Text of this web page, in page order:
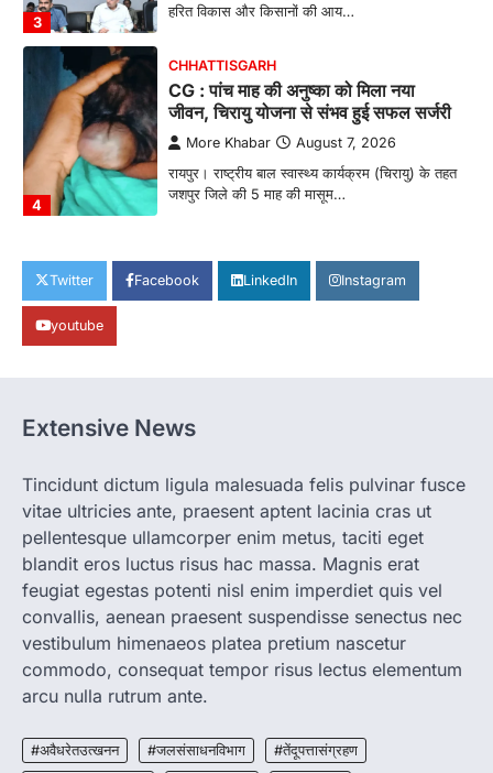
3
हरित विकास और किसानों की आय…
4
CHHATTISGARH
CG : पांच माह की अनुष्का को मिला नया
जीवन, चिरायु योजना से संभव हुई सफल सर्जरी
More Khabar August 7, 2026
रायपुर। राष्ट्रीय बाल स्वास्थ्य कार्यक्रम (चिरायु) के तहत
जशपुर जिले की 5 माह की मासूम…
CG: छिपली की दीदियों का कमाल, बकरी
पालन से बढ़ी आय और मजबूत हुआ आत्मविश्वास
बनाने की दिशा में जिले के नगरी…
2
CHHATTISGARH
जाएगी एल्बेंडाजोल
More Khabar August 7, 2026
रायपुर। राष्ट्रीय कृमि मुक्ति दिवस भारत सरकार द्वारा
बच्चों के स्वास्थ्य सुधार के लिए वर्ष…
3
CHHATTISGARH
CG : मुख्यमंत्री विष्णुदेव साय के नेतृत्व में
छत्तीसगढ़ को बड़ी उपलब्धि
More Khabar
हरित विकास और किसानों की आय…
Twitter Facebook LinkedIn Instagram
youtube
Extensive News
Tincidunt dictum ligula malesuada felis pulvinar fusce
vitae ultricies ante, praesent aptent lacinia cras ut
pellentesque ullamcorper enim metus, taciti eget
blandit eros luctus risus hac massa. Magnis erat
feugiat egestas potenti nisl enim imperdiet quis vel
convallis, aenean praesent suspendisse senectus nec
vestibulum himenaeos platea pretium nascetur
commodo, consequat tempor risus lectus elementum
arcu nulla rutrum ante.
#अवैधरेतउत्खनन #जलसंसाधनविभाग
#तेंदूपत्तासंग्रहण